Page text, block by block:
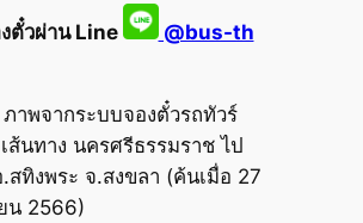
ตั๋วผ่าน Line @bus-th
ภาพจากระบบจองตั๋วรถทัวร์
ส้นทาง นครศรีธรรมราช ไป
สทิงพระ จ.สงขลา (ค้นเมื่อ 27
น 2566)